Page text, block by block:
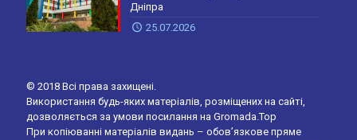
Дніпра
25.07.2026
© 2018 Всі права захищені.
Використання будь-яких матеріалів, розміщених на сайті,
дозволяється за умови посилання на Gromada.Top
При копіюванні матеріалів видань – обов’язкове пряме